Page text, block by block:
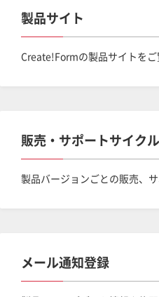
製品サイト
Create!Formの製品サイトをご
販売・サポートサイクル
製品バージョンごとの販売、
メール通知登録